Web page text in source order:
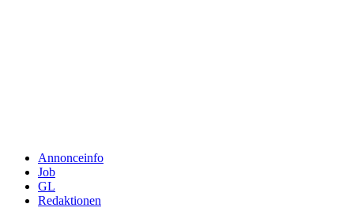
Annonceinfo
Job
GL
Redaktionen